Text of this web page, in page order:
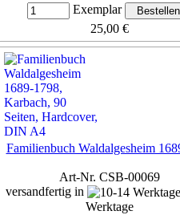
Exemplar
25,00 €
inkl. 7% MwSt,zzgl.
Familienbuch Waldalgesheim
Art-Nr. CSB-00069
versandfertig in
Werktage